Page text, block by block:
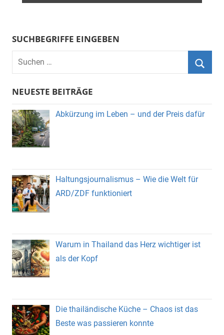
SUCHBEGRIFFE EINGEBEN
Suchen
nach:
NEUESTE BEITRÄGE
Abkürzung im Leben – und der Preis dafür
Haltungsjournalismus – Wie die Welt für
ARD/ZDF funktioniert
Warum in Thailand das Herz wichtiger ist
als der Kopf
Die thailändische Küche – Chaos ist das
Beste was passieren konnte